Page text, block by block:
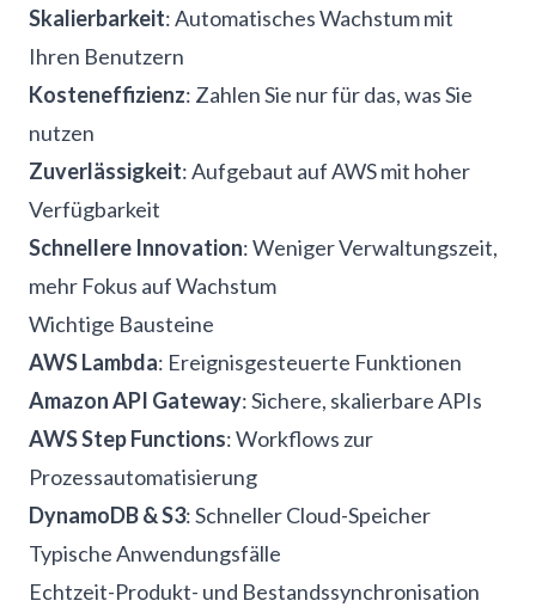
Skalierbarkeit: Automatisches Wachstum mit
Ihren Benutzern
Kosteneffizienz: Zahlen Sie nur für das, was Sie
nutzen
Zuverlässigkeit: Aufgebaut auf AWS mit hoher
Verfügbarkeit
Schnellere Innovation: Weniger Verwaltungszeit,
mehr Fokus auf Wachstum
Wichtige Bausteine
AWS Lambda: Ereignisgesteuerte Funktionen
Amazon API Gateway: Sichere, skalierbare APIs
AWS Step Functions: Workflows zur
Prozessautomatisierung
DynamoDB & S3: Schneller Cloud-Speicher
Typische Anwendungsfälle
Echtzeit-Produkt- und Bestandssynchronisation